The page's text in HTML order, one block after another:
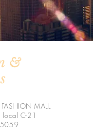
&
MALL
C-21